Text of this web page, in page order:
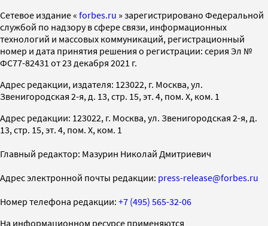
Cетевое издание « forbes.ru » зарегистрировано Федеральной
службой по надзору в сфере связи, информационных
технологий и массовых коммуникаций, регистрационный
номер и дата принятия решения о регистрации: серия Эл №
ФС77-82431 от 23 декабря 2021 г.
Адрес редакции, издателя: 123022, г. Москва, ул.
Звенигородская 2-я, д. 13, стр. 15, эт. 4, пом. X, ком. 1
Адрес редакции: 123022, г. Москва, ул. Звенигородская 2-я, д.
13, стр. 15, эт. 4, пом. X, ком. 1
Главный редактор: Мазурин Николай Дмитриевич
Адрес электронной почты редакции: press-release@forbes.ru
Номер телефона редакции: +7 (495) 565-32-06
На информационном ресурсе применяются